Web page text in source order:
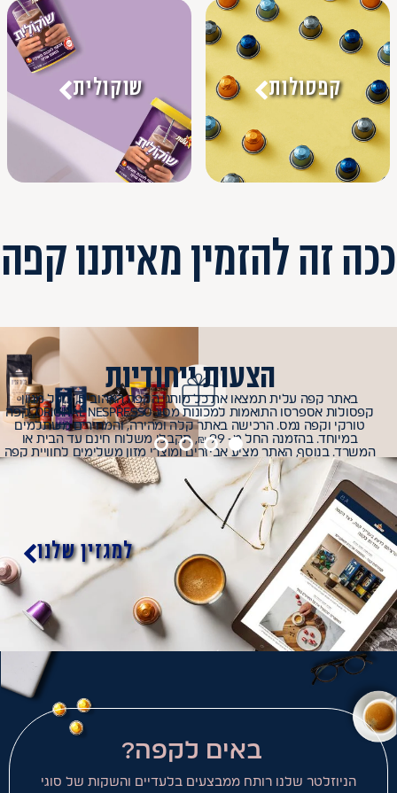
קפסולות שוקולית
ככה זה להזמין מאיתנו קפה
הצעות ייחודיות
באתר קפה עלית תמצאו את כל מותגי הקפה האהובים, כולל מגוון
קפסולות אספרסו התואמות למכונות מסוג ORIGINAL NESPRESSO, קפה
טורקי וקפה נמס. הרכישה באתר קלה ומהירה, והמחירים משתלמים
במיוחד. בהזמנה החל מ- 99 ₪, תקבלו משלוח חינם עד הבית או
המשרד. בנוסף, האתר מציע אביזרים ומוצרי מזון משלימים לחוויית קפה
מושלמת. הצטרפו ללקוחות המרוצים שלנו שכבר נהנים מקפה עלית
איכותי וממשלוח מהיר ונוח מדי יום. קפה עלית מחויבת לאיכות ולשירות
ללא פשרות. באתר תוכלו למצוא מידע על תהליכי הייצור שלנו, מקורות
הפולים וטיפים להכנת הקפה המושלם בבית. הצטרפו לרשימת הדיוור
שלנו וקבלו עדכונים על מבצעים, מוצרים חדשים ותכנים ייחודיים. אתר
קפה עלית הוא הכתובת שלכם לכל מה שקשור לקפה – מאוהבי הקפה
המתחילים ועד למומחים אמיתיים.למגזין שלנו
באים לקפה?
הניוזלטר שלנו רותח ממבצעים בלעדיים והשקות של סוגי